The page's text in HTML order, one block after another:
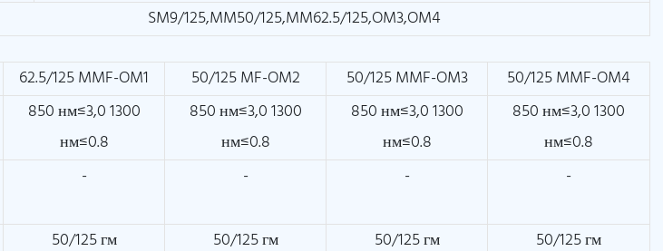
SM9/125,MM50/125,MM62.5/125,OM3,OM4
62.5/125 MMF-OM1 50/125 MF-OM2 50/125 MMF-OM3
50/125 MMF-OM4
850 нм≤3,0 1300
нм≤0.8
850 нм≤3,0 1300
нм≤0.8
850 нм≤3,0 1300
нм≤0.8
850 нм≤3,0 1300
нм≤0.8
- - - -
50/125 гм 50/125 гм 50/125 гм
50/125 гм